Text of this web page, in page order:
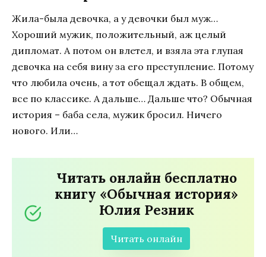
Жила-была девочка, а у девочки был муж…
Хороший мужик, положительный, аж целый
дипломат. А потом он влетел, и взяла эта глупая
девочка на себя вину за его преступление. Потому
что любила очень, а тот обещал ждать. В общем,
все по классике. А дальше… Дальше что? Обычная
история – баба села, мужик бросил. Ничего
нового. Или…
Читать онлайн бесплатно
книгу «Обычная история»
Юлия Резник
Читать онлайн